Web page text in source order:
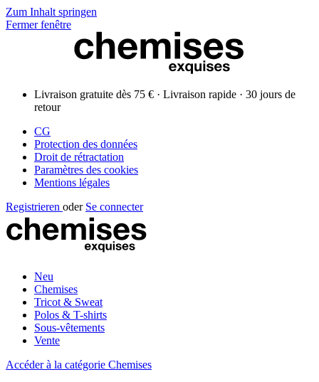
Zum Inhalt springen
Fermer fenêtre
Livraison gratuite dès 75 € · Livraison rapide · 30 jours de
retour
CG
Protection des données
Droit de rétractation
Paramètres des cookies
Mentions légales
Registrieren oder Se connecter
Neu
Chemises
Tricot & Sweat
Polos & T-shirts
Sous-vêtements
Vente
Accéder à la catégorie Chemises